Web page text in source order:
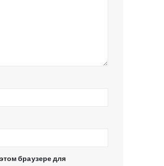
браузере для